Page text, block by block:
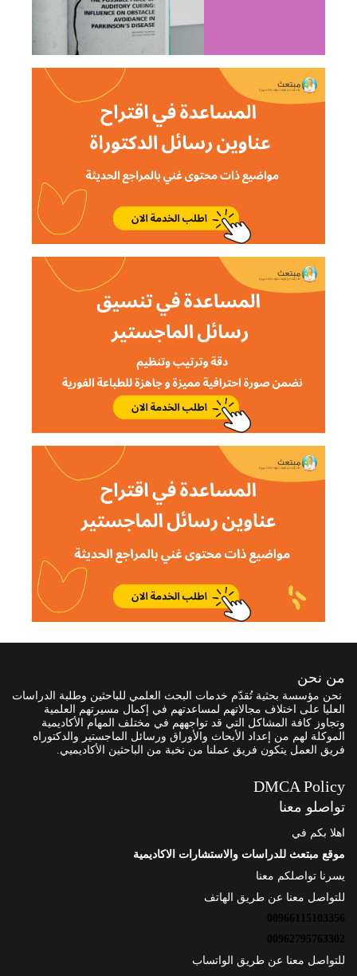
من نحن
نحن مؤسسة بحثية تُقدّم خدمات البحث العلمي للباحثين وطلبة الدراسات
العليا على اختلاف مجالاتهم لمساعدتهم في إكمال مسيرتهم العلمية
وتجاوز كافة المشاكل التي قد تواجههم في مختلف المهام الأكاديمية
الموكلة لهم من إعداد الأبحاث والأوراق ورسائل الماجستير والدكتوراه
فريق العمل يتكون فريق عملنا من نخبة من الباحثين الأكاديميي.
DMCA Policy
تواصلو معنا
اهلا بكم في
موقع مبتعث للدراسات والاستشارات الاكاديمية
يسرنا تواصلكم معنا
للتواصل معنا عن طريق الهاتف
00966115103356
00962795763302
للتواصل معنا عن طريق الواتساب